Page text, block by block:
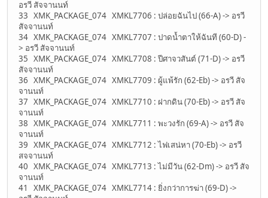
อรวี สัจจานนท์
33 XMK_PACKAGE_074 XMKL7706 : ปล่อยฉันไป (66-A) -> อรวี
สัจจานนท์
34 XMK_PACKAGE_074 XMKL7707 : ปาดน้ำตาให้ฉันที (60-D) -
> อรวี สัจจานนท์
35 XMK_PACKAGE_074 XMKL7708 : ปีศาจวสันต์ (71-D) -> อรวี
สัจจานนท์
36 XMK_PACKAGE_074 XMKL7709 : ผู้แพ้รัก (62-Eb) -> อรวี สัจ
จานนท์
37 XMK_PACKAGE_074 XMKL7710 : ฝากดิน (70-Eb) -> อรวี สัจ
จานนท์
38 XMK_PACKAGE_074 XMKL7711 : พะวงรัก (69-A) -> อรวี สัจ
จานนท์
39 XMK_PACKAGE_074 XMKL7712 : ไฟเสน่หา (70-Eb) -> อรวี
สจจานนท์
40 XMK_PACKAGE_074 XMKL7713 : ไม่มีวัน (62-Dm) -> อรวี สัจ
จานนท์
41 XMK_PACKAGE_074 XMKL7714 : ยิ่งกว่าการฆ่า (69-D) ->